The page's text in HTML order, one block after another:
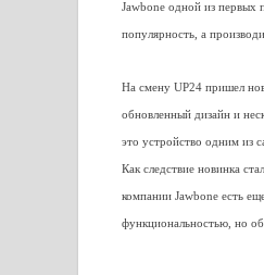
Jawbone одной из первых
популярность, а
На смену UP24 пришел
обновленный дизайн и
это устройство одним из
Как следствие новинка
компании Jawbone есть
функциональностью, но